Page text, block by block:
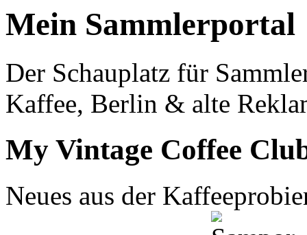
Mein Sammlerportal
Der Schauplatz für
Kaffee, Berlin & alte
My Vintage Coffee
Neues aus der